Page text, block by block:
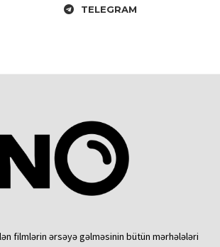
TELEGRAM
filmlərin ərsəyə gəlməsinin bütün mərhələləri